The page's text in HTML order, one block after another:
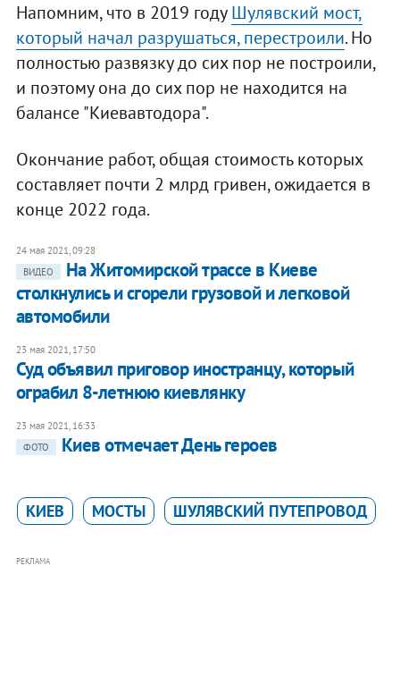
Напомним, что в 2019 годуШулявский мост,
который начал разрушаться, перестроили. Но
полностью развязку до сих пор не построили,
и поэтому она до сих пор не находится на
балансе "Киевавтодора".
Окончание работ, общая стоимость которых
составляет почти 2 млрд гривен, ожидается в
конце 2022 года.
24 мая 2021, 09:28
ВИДЕО
На Житомирской трассе в Киеве
столкнулись и сгорели грузовой и легковой
автомобили
23 мая 2021, 17:50
Суд объявил приговор иностранцу, который
ограбил 8-летнюю киевлянку
23 мая 2021, 16:33
ФОТО
Киев отмечает День героев
КИЕВ МОСТЫ ШУЛЯВСКИЙ ПУТЕПРОВОД
РЕКЛАМА